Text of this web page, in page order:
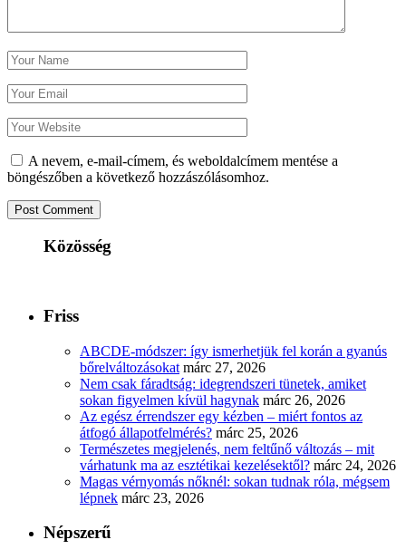
A nevem, e-mail-címem, és weboldalcímem mentése a
böngészőben a következő hozzászólásomhoz.
Közösség
Friss
ABCDE‑módszer: így ismerhetjük fel korán a gyanús
bőrelváltozásokat márc 27, 2026
Nem csak fáradtság: idegrendszeri tünetek, amiket
sokan figyelmen kívül hagynak márc 26, 2026
Az egész érrendszer egy kézben – miért fontos az
átfogó állapotfelmérés? márc 25, 2026
Természetes megjelenés, nem feltűnő változás – mit
várhatunk ma az esztétikai kezelésektől? márc 24, 2026
Magas vérnyomás nőknél: sokan tudnak róla, mégsem
lépnek márc 23, 2026
Népszerű